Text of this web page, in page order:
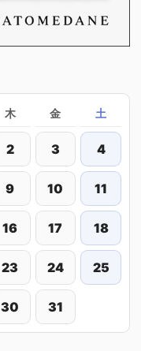
木 金 土
2 3 4
9 10 11
16 17 18
23 24 25
30 31